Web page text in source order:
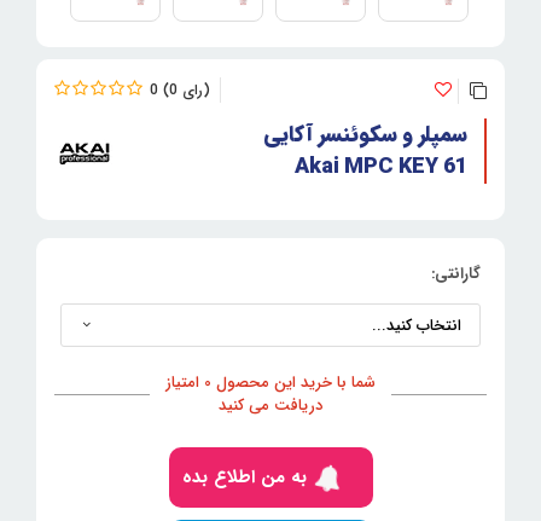
0 0
سمپلر و سکوئنسر آکایی
Akai MPC KEY 61
گارانتی:
شما با خرید این محصول 0 امتیاز
دریافت می کنید
به من اطلاع بده